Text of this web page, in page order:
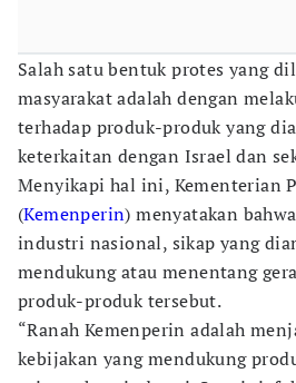
Salah satu bentuk protes yang
masyarakat adalah dengan
terhadap produk-produk yang
keterkaitan dengan Israel dan
Menyikapi hal ini, Kementerian
(Kemenperin) menyatakan
industri nasional, sikap yang
mendukung atau menentang
produk-produk tersebut.
“Ranah Kemenperin adalah
kebijakan yang mendukung